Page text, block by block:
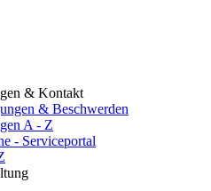
& Kontakt
& Beschwerden
A - Z
- Serviceportal